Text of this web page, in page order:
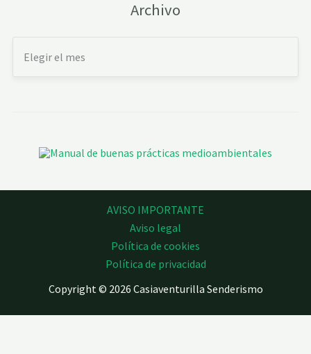
Archivo
AVISO IMPORTANTE
Aviso legal
Política de cookies
Política de privacidad
Copyright © 2026 Casiaventurilla Senderismo